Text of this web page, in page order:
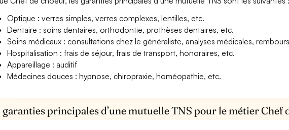
Optique : verres simples, verres complexes, lentilles, etc.
Dentaire : soins dentaires, orthodontie, prothèses dentaires, etc.
Soins médicaux : consultations chez le généraliste, analyses médicales,
Hospitalisation : frais de séjour, frais de transport, honoraires, etc.
Appareillage : auditif
Médecines douces : hypnose, chiropraxie, homéopathie, etc.
garanties principales d’une mutuelle TNS pour le métier Chef